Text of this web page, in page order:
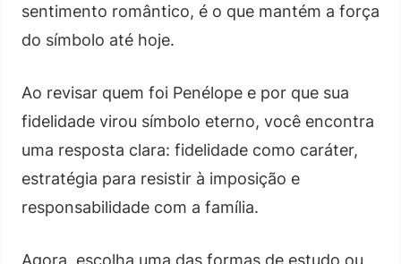
sentimento romântico, é o que mantém a força
do símbolo até hoje.
Ao revisar quem foi Penélope e por que sua
fidelidade virou símbolo eterno, você encontra
uma resposta clara: fidelidade como caráter,
estratégia para resistir à imposição e
responsabilidade com a família.
Agora, escolha uma das formas de estudo ou